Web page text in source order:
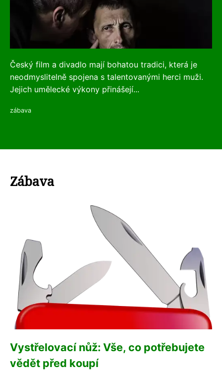
Český film a divadlo mají bohatou tradici, která je
neodmyslitelně spojena s talentovanými herci muži.
Jejich umělecké výkony přinášejí...
zábava
Zábava
Vystřelovací nůž: Vše, co potřebujete
vědět před koupí